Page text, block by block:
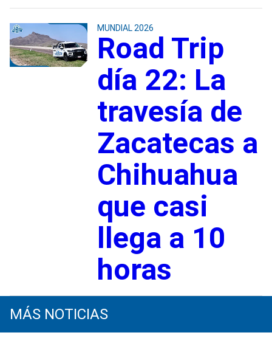
MUNDIAL 2026
Road Trip
día 22: La
travesía de
Zacatecas a
Chihuahua
que casi
llega a 10
horas
MÁS NOTICIAS